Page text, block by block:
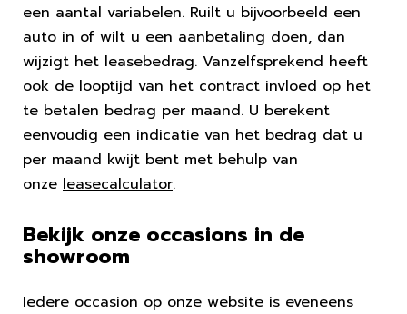
een aantal variabelen. Ruilt u bijvoorbeeld een
auto in of wilt u een aanbetaling doen, dan
wijzigt het leasebedrag. Vanzelfsprekend heeft
ook de looptijd van het contract invloed op het
te betalen bedrag per maand. U berekent
eenvoudig een indicatie van het bedrag dat u
per maand kwijt bent met behulp van
onze leasecalculator.
Bekijk onze occasions in de
showroom
Iedere occasion op onze website is eveneens